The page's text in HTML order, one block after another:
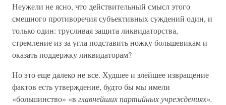
Неужели не ясно, что действительный смысл этого
смешного противоречия субъективных суждений один, и
только один: трусливая защита ликвидаторства,
стремление из-за угла подставить ножку большевикам и
оказать поддержку ликвидаторам?
Но это еще далеко не все. Худшее и злейшее извращение
фактов есть утверждение, будто бы мы имели
«большинство» «в главнейших партийных учреждениях».